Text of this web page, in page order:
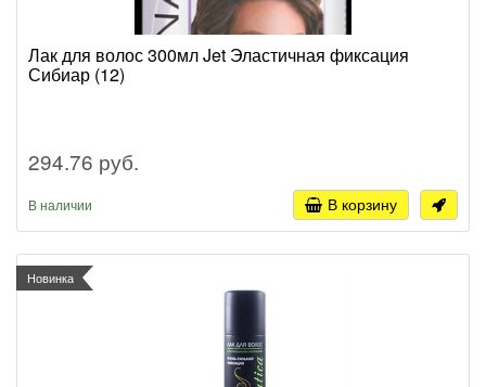
Лак для волос 300мл Jet Эластичная фиксация
Сибиар (12)
294.76 руб.
В наличии В корзину
Новинка